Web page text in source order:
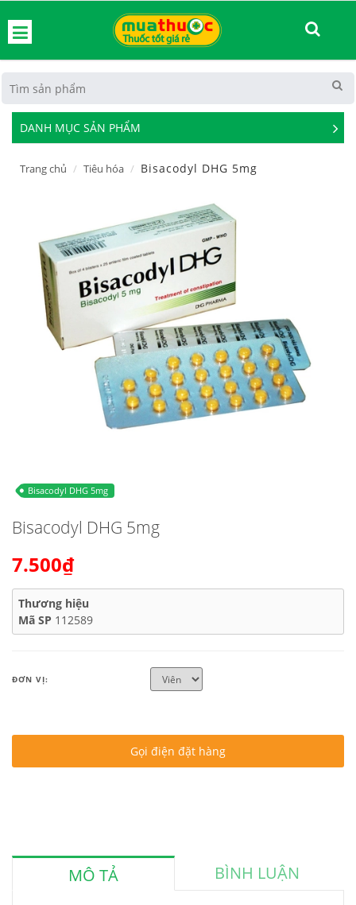
DANH MỤC SẢN PHẨM
See
Trang chủ Tiêu hóa Bisacodyl DHG 5mg
Bisacodyl DHG 5mg
Bisacodyl DHG 5mg
7.500₫
Thương hiệu
Mã SP 112589
ĐƠN VỊ:
Gọi điện đặt hàng
MÔ TẢ BÌNH LUẬN